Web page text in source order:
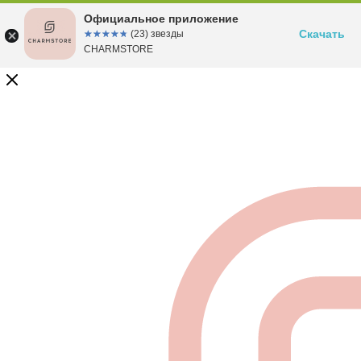
Официальное приложение
☆☆☆☆☆
★★★★★ (23) звезды
CHARMSTORE
Скачать